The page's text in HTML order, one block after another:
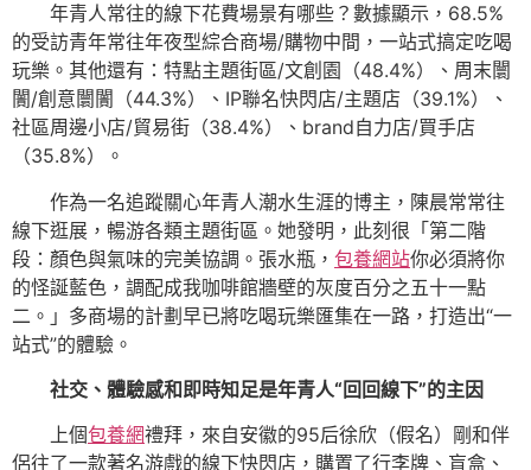
年青人常往的線下花費場景有哪些？數據顯示，68.5%
的受訪青年常往年夜型綜合商場/購物中間，一站式搞定吃喝
玩樂。其他還有：特點主題街區/文創園（48.4%）、周末闤
闠/創意闤闠（44.3%）、IP聯名快閃店/主題店（39.1%）、
社區周邊小店/貿易街（38.4%）、brand自力店/買手店
（35.8%）。
作為一名追蹤關心年青人潮水生涯的博主，陳晨常常往
線下逛展，暢游各類主題街區。她發明，此刻很「第二階
段：顏色與氣味的完美協調。張水瓶， 包養網站你必須將你
的怪誕藍色，調配成我咖啡館牆壁的灰度百分之五十一點
二。」多商場的計劃早已將吃喝玩樂匯集在一路，打造出“一
站式”的體驗。
社交、體驗感和即時知足是年青人“回回線下”的主因
上個包養網禮拜，來自安徽的95后徐欣（假名）剛和伴
侶往了一款著名游戲的線下快閃店，購置了行李牌、盲盒、